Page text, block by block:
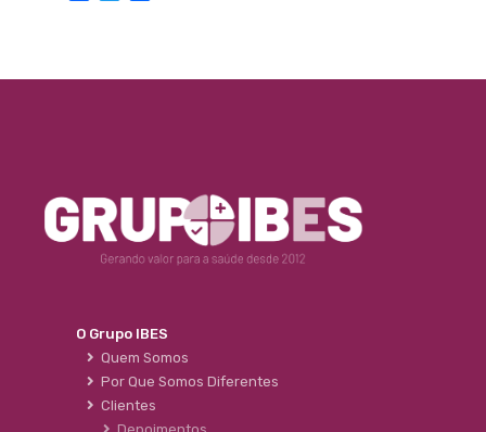
O Grupo IBES
Quem Somos
Por Que Somos Diferentes
Clientes